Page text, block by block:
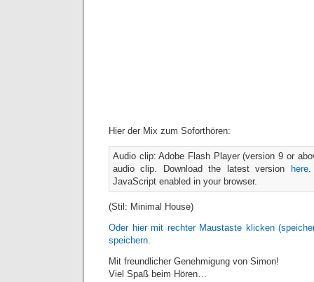
Hier der Mix zum Soforthören:
Audio clip: Adobe Flash Player (version 9 or
audio clip. Download the latest version
here.
JavaScript enabled in your browser.
(Stil: Minimal House)
Oder hier mit rechter Maustaste klicken
speichern.
Mit freundlicher Genehmigung von Simon!
Viel Spaß beim Hören…